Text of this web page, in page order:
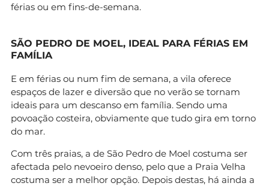
férias ou em fins-de-semana.
SÃO PEDRO DE MOEL, IDEAL PARA FÉRIAS EM
FAMÍLIA
E em férias ou num fim de semana, a vila oferece
espaços de lazer e diversão que no verão se tornam
ideais para um descanso em família. Sendo uma
povoação costeira, obviamente que tudo gira em torno
do mar.
Com três praias, a de São Pedro de Moel costuma ser
afectada pelo nevoeiro denso, pelo que a Praia Velha
costuma ser a melhor opção. Depois destas, há ainda a